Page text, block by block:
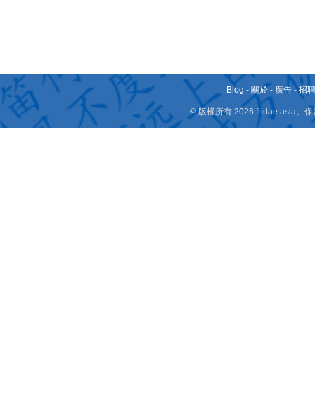
Blog - 關於 - 廣告 -招
© 版權所有 2026 fridae.asia。